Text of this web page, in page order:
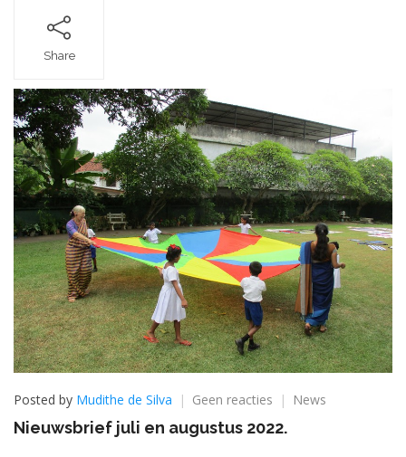
Share
Posted by Mudithe de Silva Geen reacties op
juli
News
Nieuwsbrief juli en augustus 2022.